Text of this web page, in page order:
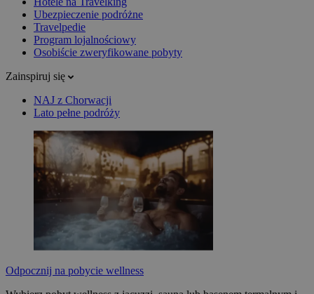
Ubezpieczenie podróżne
Travelpedie
Program lojalnościowy
Osobiście zweryfikowane pobyty
Zainspiruj się
NAJ z Chorwacji
Lato pełne podróży
Odpocznij na pobycie wellness